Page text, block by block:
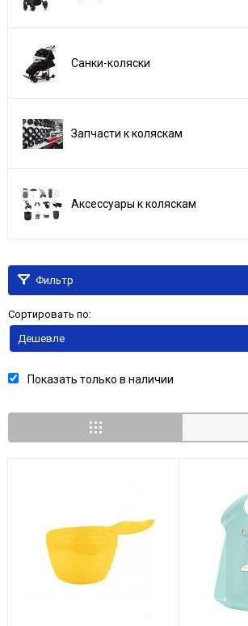
Санки-коляски
Запчасти к коляскам
Аксессуары к коляскам
Фильтр
Сортировать по:
Дешевле
Показать только в наличии